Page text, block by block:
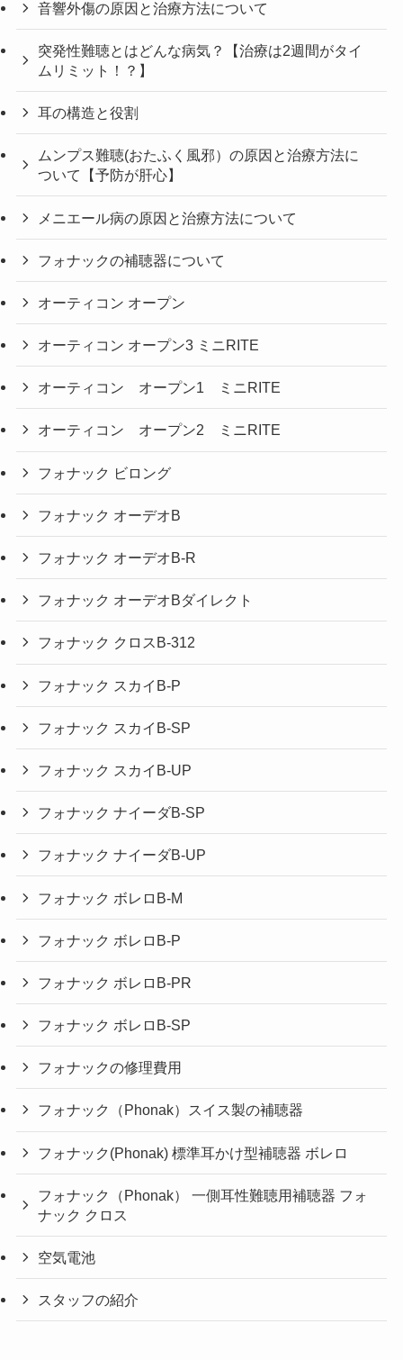
音響外傷の原因と治療方法について
突発性難聴とはどんな病気？【治療は2週間がタイ
ムリミット！？】
耳の構造と役割
ムンプス難聴(おたふく風邪）の原因と治療方法に
ついて【予防が肝心】
メニエール病の原因と治療方法について
フォナックの補聴器について
オーティコン オープン
オーティコン オープン3 ミニRITE
オーティコン オープン1 ミニRITE
オーティコン オープン2 ミニRITE
フォナック ビロング
フォナック オーデオB
フォナック オーデオB-R
フォナック オーデオBダイレクト
フォナック クロスB-312
フォナック スカイB-P
フォナック スカイB-SP
フォナック スカイB-UP
フォナック ナイーダB-SP
フォナック ナイーダB-UP
フォナック ボレロB-M
フォナック ボレロB-P
フォナック ボレロB-PR
フォナック ボレロB-SP
フォナックの修理費用
フォナック（Phonak）スイス製の補聴器
フォナック(Phonak) 標準耳かけ型補聴器 ボレロ
フォナック（Phonak） 一側耳性難聴用補聴器 フォ
ナック クロス
空気電池
スタッフの紹介